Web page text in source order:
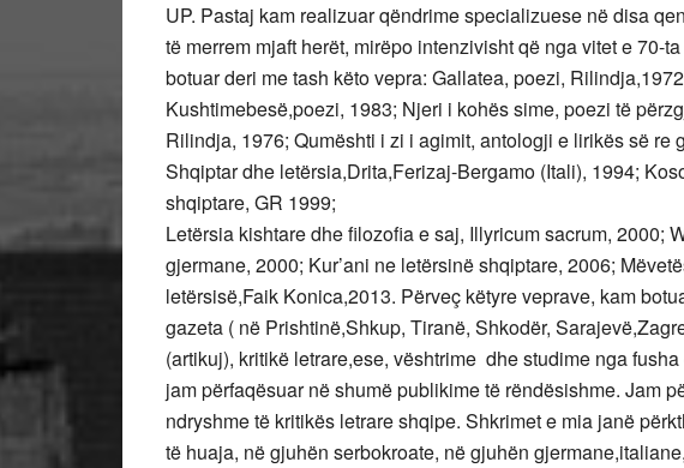
UP. Pastaj kam realizuar qëndrime specializuese në disa
të merrem mjaft herët, mirëpo intenzivisht që nga vitet e 70-
botuar deri me tash këto vepra: Gallatea, poezi,
Kushtimebesë,poezi, 1983; Njeri i kohës sime, poezi të
Rilindja, 1976; Qumështi i zi i agimit, antologji e lirikës së
Shqiptar dhe letërsia,Drita,Ferizaj-Bergamo (Itali), 1994;
shqiptare, GR 1999;
Letërsia kishtare dhe filozofia e saj, Illyricum sacrum, 2000;
gjermane, 2000; Kur’ani ne letërsinë shqiptare, 2006;
letërsisë,Faik Konica,2013. Përveç këtyre veprave, kam
gazeta ( në Prishtinë,Shkup, Tiranë, Shkodër,
(artikuj), kritikë letrare,ese, vështrime dhe studime nga
jam përfaqësuar në shumë publikime të rëndësishme. Jam
ndryshme të kritikës letrare shqipe. Shkrimet e mia janë
të huaja, në gjuhën serbokroate, në gjuhën